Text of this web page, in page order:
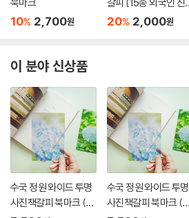
10% 2,700원
구 선물 기념품 답례품
20% 2,000원
이 분야 신상품
수국 정원 와이드 투명
사진책갈피 북마크 (2
수국 정원 와이드 투명
사진책갈피 북마크 (2